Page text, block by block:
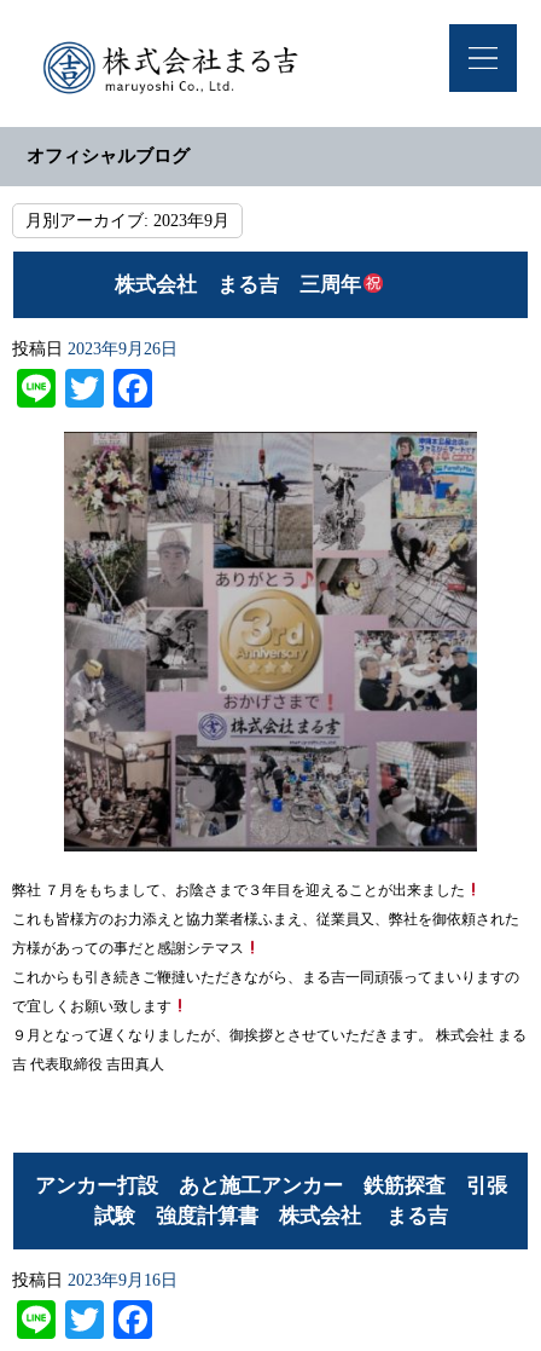
オフィシャルブログ
月別アーカイブ: 2023年9月
株式会社 まる吉 三周年
投稿日 2023年9月26日
LineTwitter
弊社 ７月をもちまして、お陰さまで３年目を迎えることが出来ました
これも皆様方のお力添えと協力業者様ふまえ、従業員又、弊社を御依頼された
方様があっての事だと感謝シテマス
これからも引き続きご鞭撻いただきながら、まる吉一同頑張ってまいりますの
で宜しくお願い致します
９月となって遅くなりましたが、御挨拶とさせていただきます。 株式会社 まる
吉 代表取締役 吉田真人
アンカー打設 あと施工アンカー 鉄筋探査 引張
試験 強度計算書 株式会社 まる吉
投稿日 2023年9月16日
LineTwitter